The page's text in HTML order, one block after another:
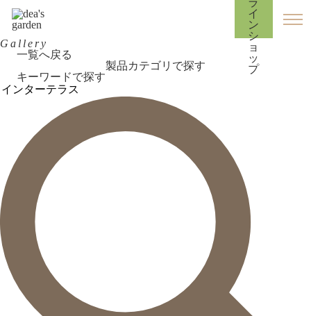
Gallery
一覧へ戻る
製品カテゴリで探す
キーワードで探す